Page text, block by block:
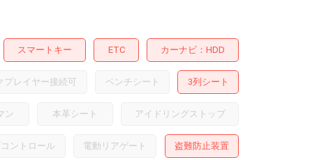
スマートキー ETC カーナビ HDD
プレイヤー接続可 ベンチシート 3列シート
ン 本革シート アイドリングストップ
ントロール 電動リアゲート 盗難防止装置